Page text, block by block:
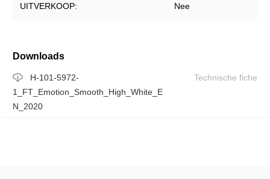
UITVERKOOP: Nee
Downloads
H-101-5972-
1_FT_Emotion_Smooth_High_White_E
N_2020
Technische fiche